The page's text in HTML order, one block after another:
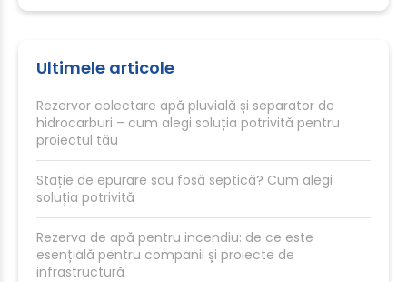
Ultimele articole
Rezervor colectare apă pluvială și separator de
hidrocarburi – cum alegi soluția potrivită pentru
proiectul tău
Stație de epurare sau fosă septică? Cum alegi
soluția potrivită
Rezerva de apă pentru incendiu: de ce este
esențială pentru companii și proiecte de
infrastructură